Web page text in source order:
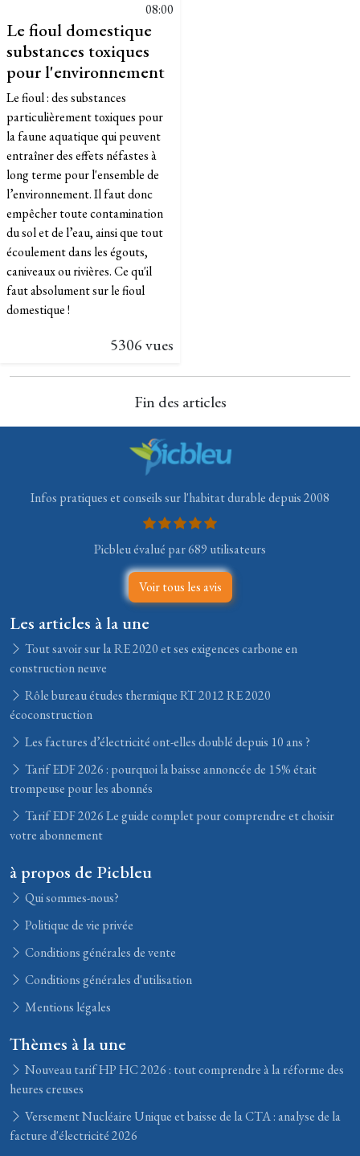
08:00
Le fioul domestique
substances toxiques
pour l'environnement
Le fioul : des substances
particulièrement toxiques pour
la faune aquatique qui peuvent
entraîner des effets néfastes à
long terme pour l'ensemble de
l’environnement. Il faut donc
empêcher toute contamination
du sol et de l’eau, ainsi que tout
écoulement dans les égouts,
caniveaux ou rivières. Ce qu'il
faut absolument sur le fioul
domestique !
5306 vues
Fin des articles
Infos pratiques et conseils sur l'habitat durable depuis 2008
Picbleu évalué par 689 utilisateurs
Voir tous les avis
Les articles à la une
Tout savoir sur la RE 2020 et ses exigences carbone en
construction neuve
Rôle bureau études thermique RT 2012 RE 2020
écoconstruction
Les factures d’électricité ont-elles doublé depuis 10 ans ?
Tarif EDF 2026 : pourquoi la baisse annoncée de 15% était
trompeuse pour les abonnés
Tarif EDF 2026 Le guide complet pour comprendre et choisir
votre abonnement
à propos de Picbleu
Qui sommes-nous?
Politique de vie privée
Conditions générales de vente
Conditions générales d'utilisation
Mentions légales
Thèmes à la une
Nouveau tarif HP HC 2026 : tout comprendre à la réforme des
heures creuses
Versement Nucléaire Unique et baisse de la CTA : analyse de la
facture d'électricité 2026